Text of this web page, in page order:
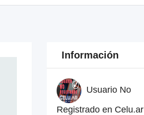
Información
Usuario No
Registrado en Celu.ar